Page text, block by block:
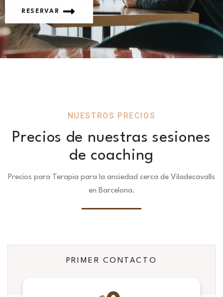
RESERVAR
NUESTROS PRECIOS
Precios de nuestras sesiones
de coaching
Precios para Terapia para la ansiedad cerca de Viladecavalls
en Barcelona.
PRIMER CONTACTO